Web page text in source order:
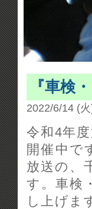
『車検
2022/6/14 (
令和4年
開催中で
放送の、
す。車検
し上げま